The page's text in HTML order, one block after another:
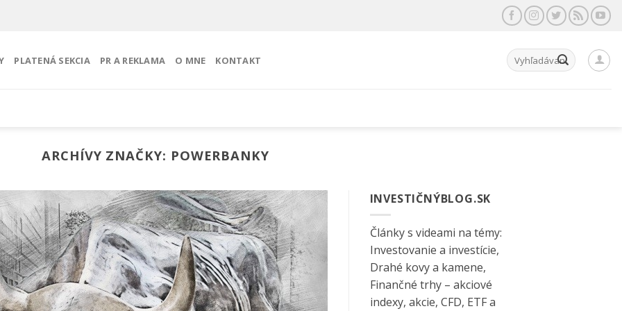
PLATENÁ SEKCIA PR A REKLAMA O MNE KONTAKT Hľadať:
ARCHÍVY ZNAČKY: POWERBANKY
INVESTIČNÝBLOG.SK
Články s videami na témy:
Investovanie a investície,
Drahé kovy a kamene,
Finančné trhy – akciové
indexy, akcie, CFD, ETF a